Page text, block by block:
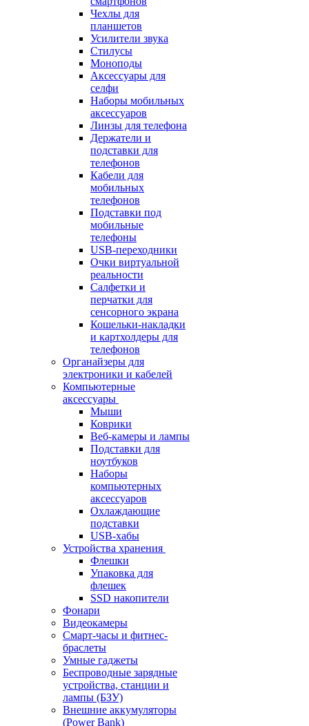
Чехлы для
планшетов
Усилители звука
Стилусы
Моноподы
Аксессуары для
селфи
Наборы мобильных
аксессуаров
Линзы для телефона
Держатели и
подставки для
телефонов
Кабели для
мобильных
телефонов
Подставки под
мобильные
телефоны
USB-переходники
Очки виртуальной
реальности
Салфетки и
перчатки для
сенсорного экрана
Кошельки-накладки
и картхолдеры для
телефонов
Органайзеры для
электроники и кабелей
Компьютерные
аксессуары
Мыши
Коврики
Веб-камеры и лампы
Подставки для
ноутбуков
Наборы
компьютерных
аксессуаров
Охлаждающие
подставки
USB-хабы
Устройства хранения
Флешки
Упаковка для
флешек
SSD накопители
Фонари
Видеокамеры
Смарт-часы и фитнес-
браслеты
Умные гаджеты
Беспроводные зарядные
устройства, станции и
лампы (БЗУ)
Внешние аккумуляторы
(Power Bank)